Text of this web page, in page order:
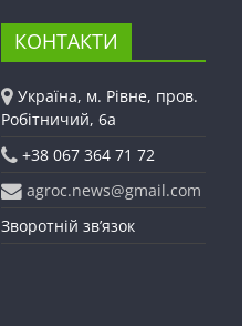
КОНТАКТИ
Україна, м. Рівне, пров.
Робітничий, 6а
+38 067 364 71 72
agroc.news@gmail.com
Зворотній зв’язок